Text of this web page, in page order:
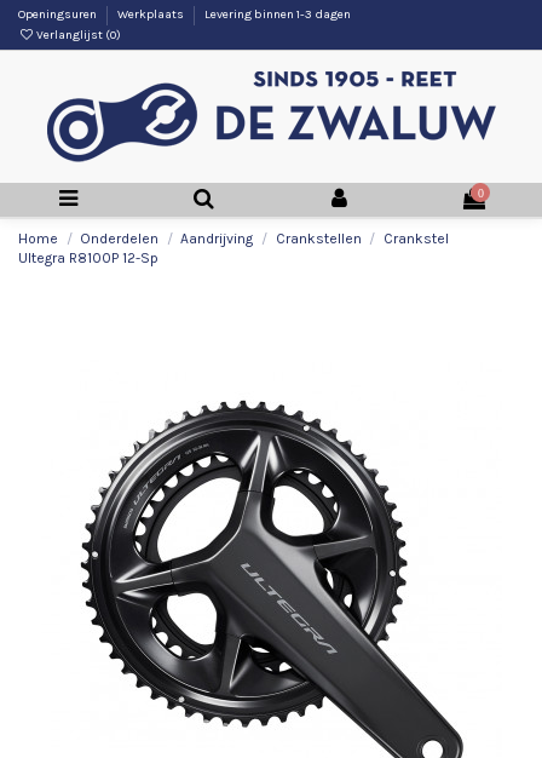
Openingsuren Werkplaats
Levering binnen 1-3 dagen
Verlanglijst (0)
0
Home Onderdelen Aandrijving Crankstellen
Crankstel
Ultegra R8100P 12-Sp